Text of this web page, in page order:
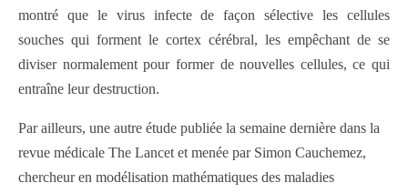
montré que le virus infecte de façon sélective les cellules
souches qui forment le cortex cérébral, les empêchant de se
diviser normalement pour former de nouvelles cellules, ce qui
entraîne leur destruction.
Par ailleurs, une autre étude publiée la semaine dernière dans la
revue médicale The Lancet et menée par Simon Cauchemez,
chercheur en modélisation mathématiques des maladies